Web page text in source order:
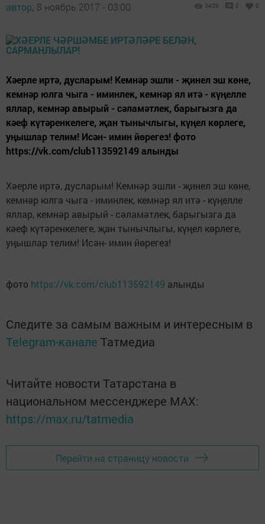
автор, 8 ноябрь 2017 - 03:00 3409 0 0
Хәерле иртә, дусларым! Кемнәр эшли - җинел эш көне,
кемнәр юлга чыга - иминлек, кемнәр ял итә - күңелле
яллар, кемнәр авырый - сәламәтлек, барыгызга да
кәеф күтәренкелеге, җан тынычлыгы, күңел көрлеге,
уңышлар телим! Исән- имин йөрегез! фото
https://vk.com/club113592149 алынды
Хәерле иртә, дусларым! Кемнәр эшли - җинел эш көне,
кемнәр юлга чыга - иминлек, кемнәр ял итә - күңелле
яллар, кемнәр авырый - сәламәтлек, барыгызга да
кәеф күтәренкелеге, җан тынычлыгы, күңел көрлеге,
уңышлар телим! Исән- имин йөрегез!
фото https://vk.com/club113592149 алынды
Следите за самым важным и интересным в
Telegram-канале Татмедиа
Читайте новости Татарстана в
национальном мессенджере MАХ:
https://max.ru/tatmedia
Перейти на страницу новости